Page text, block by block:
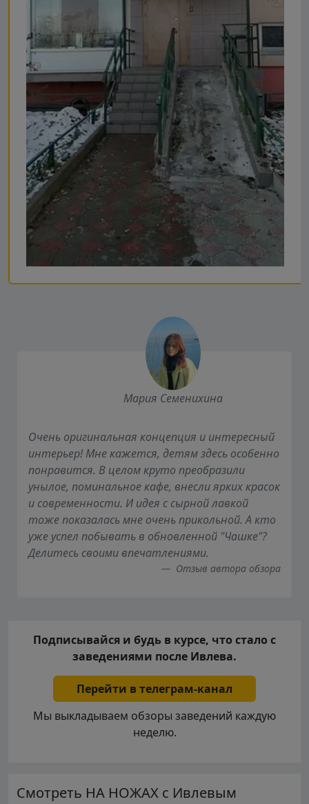
Мария Семенихина
Очень оригинальная концепция и интересный
интерьер! Мне кажется, детям здесь особенно
понравится. В целом круто преобразили
унылое, поминальное кафе, внесли ярких красок
и современности. И идея с сырной лавкой
тоже показалась мне очень прикольной. А кто
уже успел побывать в обновленной "Чашке"?
Делитесь своими впечатлениями.
Отзыв автора обзора
Подписывайся и будь в курсе, что стало с
заведениями после Ивлева.
Перейти в телеграм-канал
Мы выкладываем обзоры заведений каждую
неделю.
Смотреть НА НОЖАХ с Ивлевым